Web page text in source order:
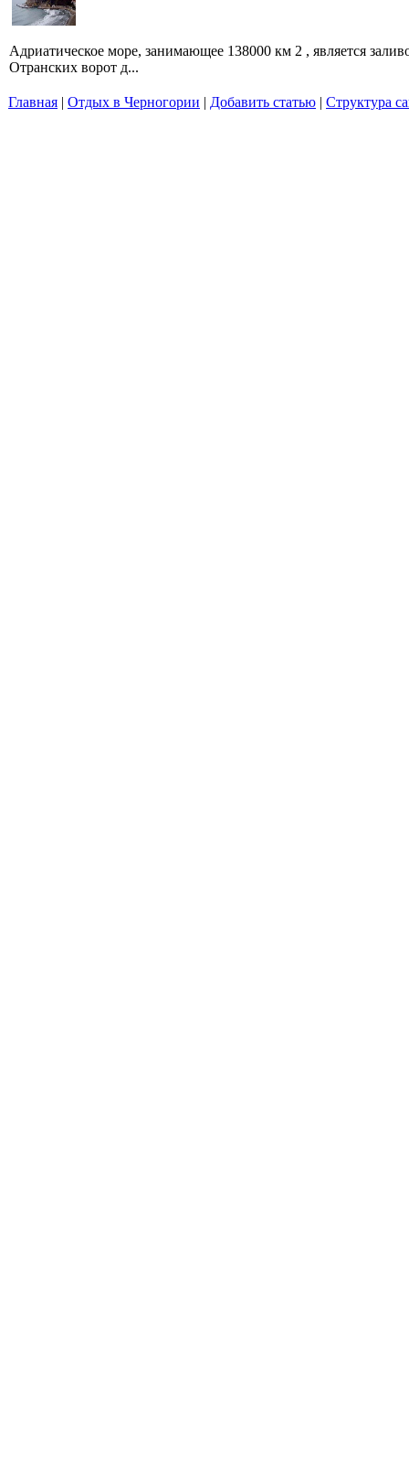
Адриатическое море, занимающее 138000 км 2 , является
Отранских ворот д...
Главная | Отдых в Черногории | Добавить статью | Структура